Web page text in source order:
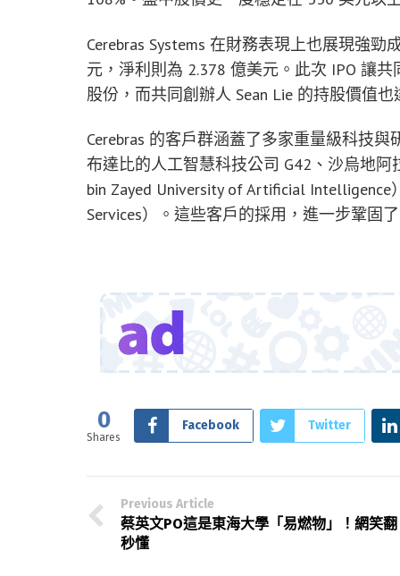
Cerebras Systems 在財務表現上也展現強
元，淨利則為 2.378 億美元。此次 IPO 讓
股份，而共同創辦人 Sean Lie 的持股價值
Cerebras 的客戶群涵蓋了多家重量級科技
布達比的人工智慧科技公司 G42、沙烏地
bin Zayed University of Artificial Intelligence
Services）。這些客戶的採用，進一步鞏固
0
Shares
Facebook Twitter
Previous Article
蔡英文PO這是東海大學「易燃物」！網笑翻
秒懂